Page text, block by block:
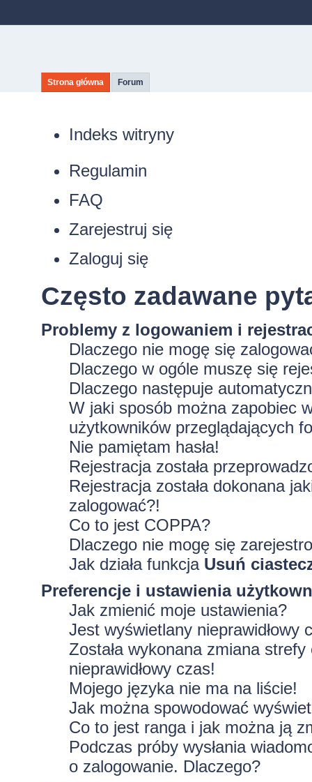
Strona główna Forum
Indeks witryny
Regulamin
FAQ
Zarejestruj się
Zaloguj się
Często zadawane
Problemy z logowaniem i
Dlaczego nie mogę się
Dlaczego w ogóle muszę się
Dlaczego następuje
W jaki sposób można zapobiec
użytkowników przeglądających
Nie pamiętam hasła!
Rejestracja została
Rejestracja została dokonana
zalogować?!
Co to jest COPPA?
Dlaczego nie mogę się
Jak działa funkcja Usuń
Preferencje i ustawienia
Jak zmienić moje ustawienia?
Jest wyświetlany nieprawidłowy
Została wykonana zmiana
nieprawidłowy czas!
Mojego języka nie ma na liście!
Jak można spowodować
Co to jest ranga i jak można ją
Podczas próby wysłania
o zalogowanie. Dlaczego?